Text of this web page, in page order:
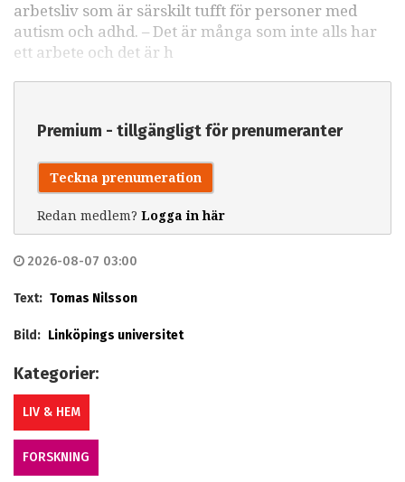
arbetsliv som är särskilt tufft för personer med
autism och adhd. – Det är många som inte alls har
ett arbete och det är h
Premium - tillgängligt för prenumeranter
Teckna prenumeration
Redan medlem? Logga in här
2026-08-07 03:00
Text: Tomas Nilsson
Bild: Linköpings universitet
Kategorier:
LIV & HEM
FORSKNING